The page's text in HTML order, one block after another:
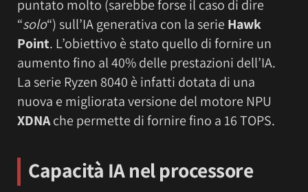
puntato molto (sarebbe forse il caso di dire
“solo“) sull’IA generativa con la serie Hawk
Point. L’obiettivo è stato quello di fornire un
aumento fino al 40% delle prestazioni dell’IA.
La serie Ryzen 8040 è infatti dotata di una
nuova e migliorata versione del motore NPU
XDNAche permette di fornire fino a 16 TOPS.
Capacità IA nel processore